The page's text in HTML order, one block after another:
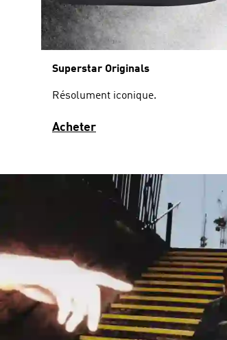
Superstar Originals
Résolument iconique.
Acheter